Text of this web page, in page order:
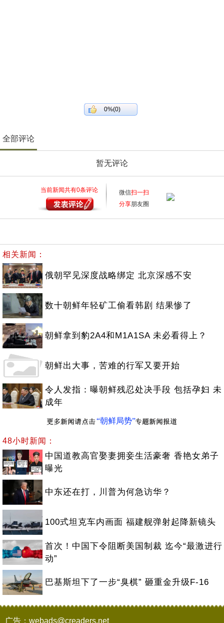
0%(0)
全部评论
暂无评论
当前新闻共有0条评论 微信扫一扫
分享朋友圈
相关新闻：
俄朝罕见深度战略绑定 北京深感不安
数十朝鲜年轻矿工偷看韩剧 结果惨了
朝鲜拿到豹2A4和M1A1SA 未必看得上？
朝鲜出大事，苦难的行军又要开始
令人发指：曝朝鲜残忍处决手段 包括孕妇 未
成年
“朝鲜局势”
48小时新闻：
中国道教高官娶妻拥妾生活豪奢 香艳女弟子
曝光
中东还在打，川普为何急访华？
100式坦克车内画面 福建舰弹射起降新镜头
首次！中国下令阻断美国制裁 迄今“最激进行
动”
巴基斯坦下了一步“臭棋” 砸重金升级F-16
广告：webads@creaders.net